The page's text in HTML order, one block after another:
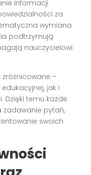
informacji
za
wymiana
podtrzymują
nauczycielowi
–
jak i
Dzięki temu każde
zadawanie pytań,
swoich